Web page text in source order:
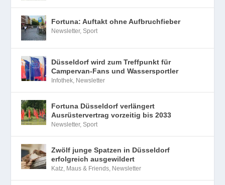
Fortuna: Auftakt ohne Aufbruchfieber
Newsletter,Sport
Düsseldorf wird zum Treffpunkt für
Campervan-Fans und Wassersportler
Infothek, Newsletter
Fortuna Düsseldorf verlängert
Ausrüstervertrag vorzeitig bis 2033
Newsletter,Sport
Zwölf junge Spatzen in Düsseldorf
erfolgreich ausgewildert
Katz, Maus & Friends, Newsletter